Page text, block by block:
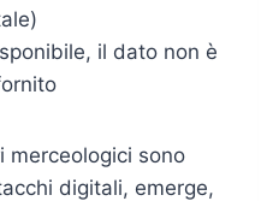
il dato non è
merceologici sono
digitali, emerge,